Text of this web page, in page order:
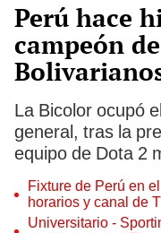
Perú hace
campeón
La Bicolor ocupó
general, tras la
equipo de Dota 2
Fixture de Perú en
horarios y canal de
torneo
Universitario -